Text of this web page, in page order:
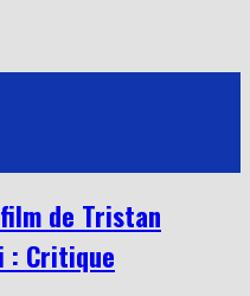
de Tristan
: Critique